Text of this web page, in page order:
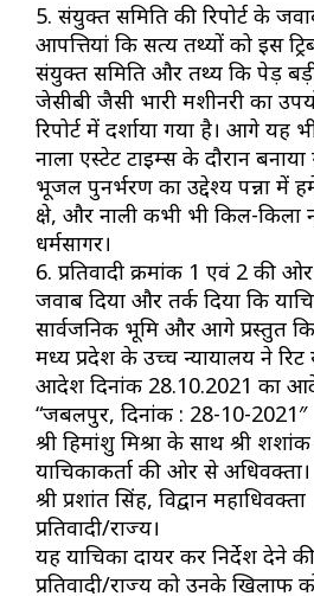
5. संयुक्त समिति की रिपोर्ट के
आपत्तियां कि सत्य तथ्यों को इस
संयुक्त समिति और तथ्य कि पेड़
जेसीबी जैसी भारी मशीनरी का
रिपोर्ट में दर्शाया गया है। आगे यह
नाला एस्टेट टाइम्स के दौरान
भूजल पुनर्भरण का उद्देश्य पन्ना में
क्षेत्र, और नाली कभी भी किल-
धर्मसागर।
6. प्रतिवादी क्रमांक 1 एवं 2 की
जवाब दिया और तर्क दिया कि
सार्वजनिक भूमि और आगे प्रस्तुत
मध्य प्रदेश के उच्च न्यायालय ने
आदेश दिनांक 28.10.2021 का
“जबलपुर, दिनांक : 28-10-2021″
श्री हिमांशु मिश्रा के साथ श्री
याचिकाकर्ता की ओर से अधिवक्ता।
श्री प्रशांत सिंह, विद्वान महाधिवक्ता
प्रतिवादी/राज्य।
यह याचिका दायर कर निर्देश देने
प्रतिवादी/राज्य को उनके खिलाफ